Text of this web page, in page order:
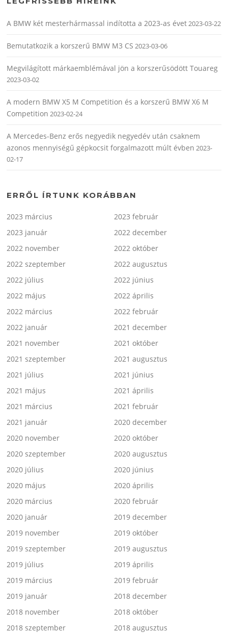
A BMW két mesterhármassal indította a 2023-as évet 2023-03-22
Bemutatkozik a korszerű BMW M3 CS 2023-03-06
Megvilágított márkaemblémával jön a korszerűsödött Touareg
2023-03-02
A modern BMW X5 M Competition és a korszerű BMW X6 M
Competition 2023-02-24
A Mercedes-Benz erős negyedik negyedév után csaknem
azonos mennyiségű gépkocsit forgalmazott múlt évben 2023-
02-17
ERRŐL ÍRTUNK KORÁBBAN
2023 március
2023 február
2023 január
2022 december
2022 november
2022 október
2022 szeptember
2022 augusztus
2022 július
2022 június
2022 május
2022 április
2022 március
2022 február
2022 január
2021 december
2021 november
2021 október
2021 szeptember
2021 augusztus
2021 július
2021 június
2021 május
2021 április
2021 március
2021 február
2021 január
2020 december
2020 november
2020 október
2020 szeptember
2020 augusztus
2020 július
2020 június
2020 május
2020 április
2020 március
2020 február
2020 január
2019 december
2019 november
2019 október
2019 szeptember
2019 augusztus
2019 július
2019 április
2019 március
2019 február
2019 január
2018 december
2018 november
2018 október
2018 szeptember
2018 augusztus